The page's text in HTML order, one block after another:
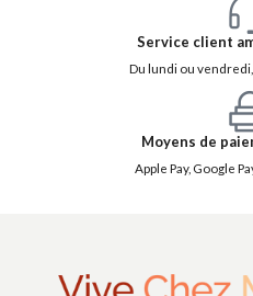
Service client
Du lundi ou
Moyens de
Apple Pay, Google